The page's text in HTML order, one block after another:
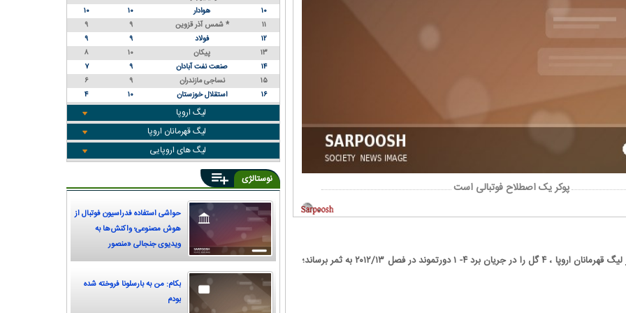
پوکر یک اصطلاح فوتبالی است
تنها بازیکنی که توانست در لیگ قهرمانان اروپا ، ۴ گل را در جریان برد ۴- ۱ دورتموند در فصل ۲۰۱۲/۱۳ به ثمر برساند؛
۱۰
هوادار ۱۰
۱۰
۱۱
شمس آذر قزوین * ۹
۹
۱۲
فولاد ۹
۹
۱۳
پیکان ۱۰
۸
۱۴
صنعت نفت آبادان ۹
۷
۱۵
نساجی مازندران ۹
۶
۱۶
استقلال خوزستان ۱۰ ۴
لیگ اروپا
لیگ قهرمانان اروپا
لیگ های اروپایی
نوستالژی
حواشی استفاده فدراسیون فوتبال از
هوش مصنوعی؛ واکنش‌ها به
ویدیوی جنجالی «منصور
پورحیدری»
بکام: من به بارسلونا فروخته شده
بودم